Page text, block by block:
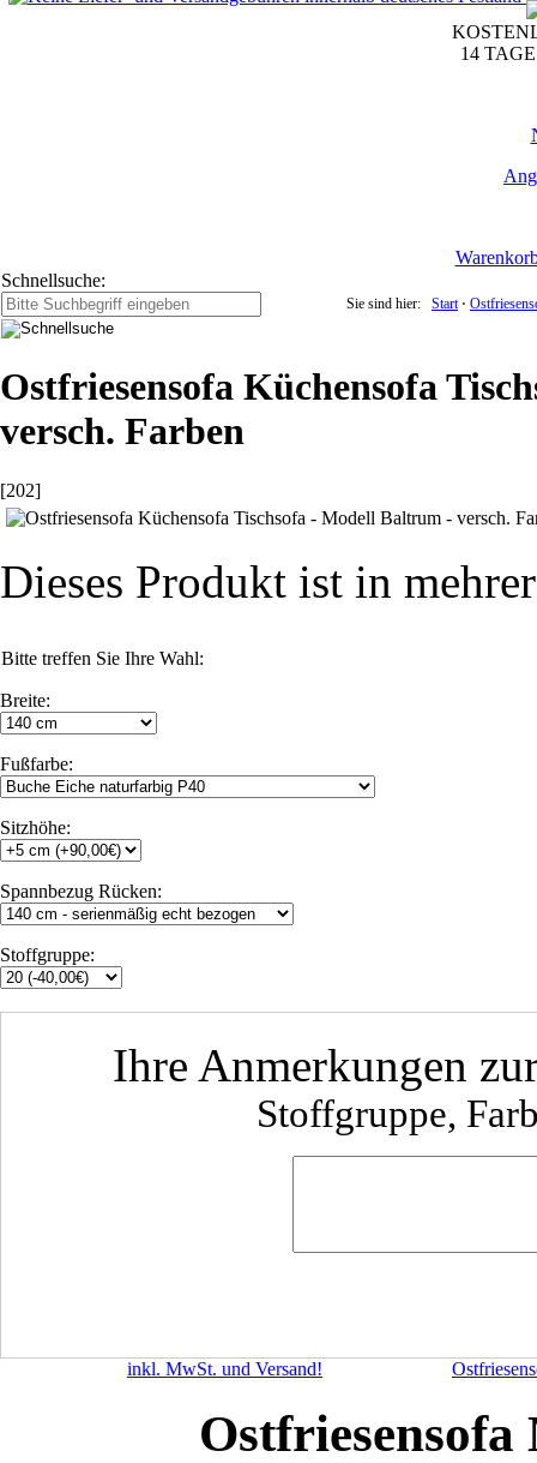
14
Schnellsuche:
Sie sind hier: Start⋅
Ostfriesensofa Küchensofa
versch. Farben
[202]
Dieses Produkt ist in
Bitte treffen Sie Ihre Wahl:
Breite:
Fußfarbe:
Sitzhöhe:
Spannbezug Rücken:
Stoffgruppe:
Ihre Anmerkungen
Stoffgruppe,
inkl. MwSt. und Versand!